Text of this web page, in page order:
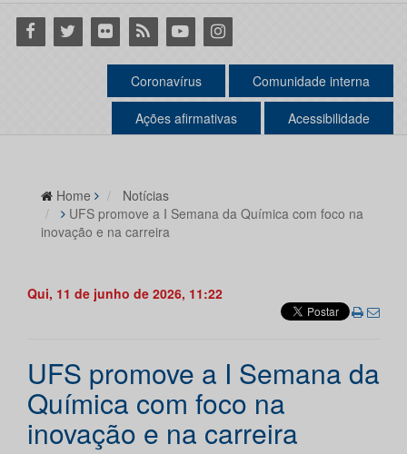
Facebook
Twitter Flickr RSS YoutubeInstagram
Coronavírus Comunidade interna
Ações afirmativas Acessibilidade
Home
Notícias
UFS promove a I Semana da Química com foco na
inovação e na carreira
Qui, 11 de junho de 2026, 11:22
UFS promove a I Semana da
Química com foco na
inovação e na carreira